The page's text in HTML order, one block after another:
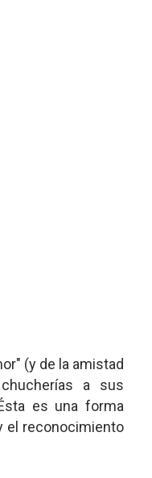
(y de la amistad
a sus
es una forma
el reconocimiento